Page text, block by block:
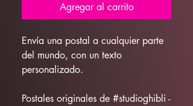
Agregar al carrito
Envía una postal a cualquier parte
del mundo, con un texto
personalizado.
Postales originales de #studioghibli -